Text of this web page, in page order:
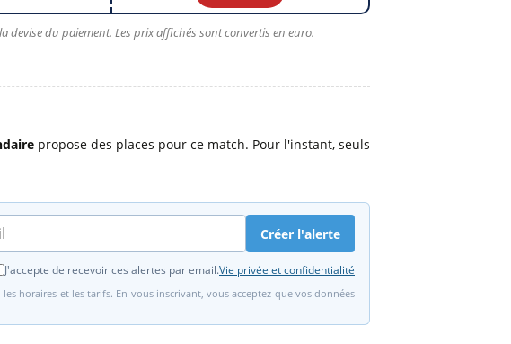
du paiement. Les prix affichés sont convertis en euro.
propose des places pour ce match. Pour l'instant, seuls
Créer l'alerte
J'accepte de recevoir ces alertes par email.Vie privée et confidentialité
horaires et les tarifs. En vous inscrivant, vous acceptez que vos données